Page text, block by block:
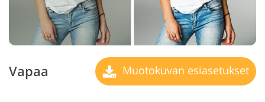
Vapaa Muotokuvan esiasetukset